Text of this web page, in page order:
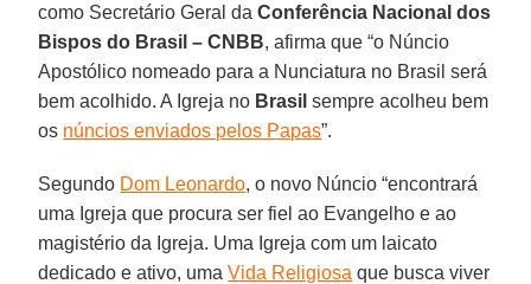
como Secretário Geral daConferência Nacional dos
Bispos do Brasil – CNBB, afirma que “o Núncio
Apostólico nomeado para a Nunciatura no Brasil será
bem acolhido. A Igreja no Brasil sempre acolheu bem
os núncios enviados pelos Papas”.
Segundo Dom Leonardo, o novo Núncio “encontrará
uma Igreja que procura ser fiel ao Evangelho e ao
magistério da Igreja. Uma Igreja com um laicato
dedicado e ativo, umaVida Religiosa que busca viver